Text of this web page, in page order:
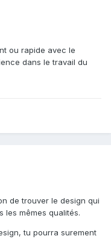
ou rapide avec le
dans le travail du
de trouver le design qui
les mêmes qualités.
tu pourra surement